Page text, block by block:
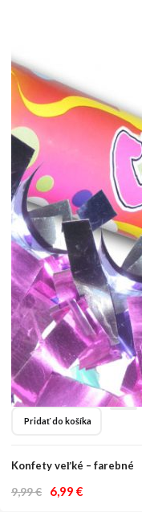
Pridať do košíka
Konfety veľké – farebné
9,99€
Original
6,99 €